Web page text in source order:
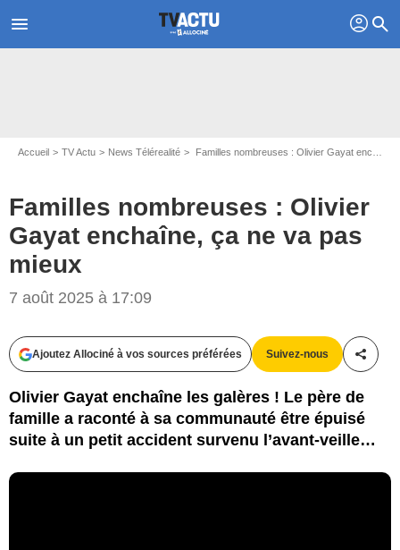
menu profil search
Accueil TV Actu News Télérealité Familles nombreuses : Olivier Gayat enchaîne, ça ne va pas mieux
Familles nombreuses : Olivier
Gayat enchaîne, ça ne va pas
mieux
7 août 2025 à 17:09
Ajoutez Allociné à vos sources préférées Suivez-nous
Olivier Gayat enchaîne les galères ! Le père de
famille a raconté à sa communauté être épuisé
suite à un petit accident survenu l’avant-veille…